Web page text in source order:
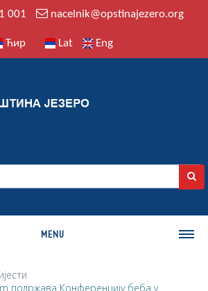
001 nacelnik@opstinajezero.org
Ћир Lat Eng
MENU
О ОПШТИНИ
подржава Конференцију беба у